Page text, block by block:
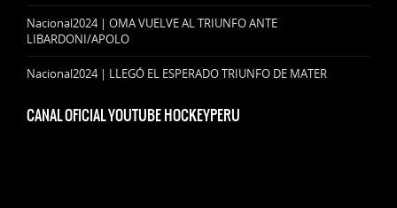
Nacional2024 | OMA VUELVE AL TRIUNFO ANTE
LIBARDONI/APOLO
Nacional2024 | LLEGÓ EL ESPERADO TRIUNFO DE MATER
CANAL OFICIAL YOUTUBE HOCKEYPERU